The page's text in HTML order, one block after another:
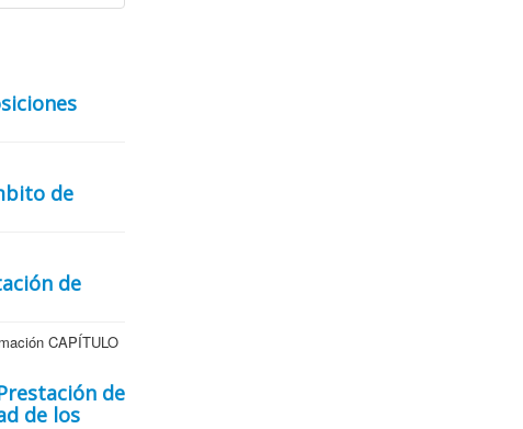
de
de
CAPÍTULO
de
de los